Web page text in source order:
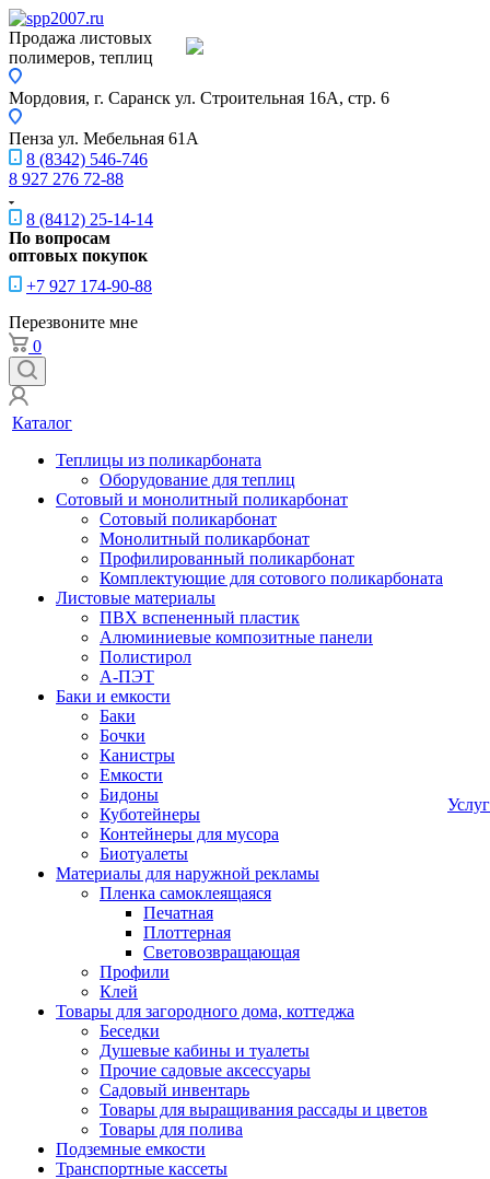
Продажа листовых
полимеров, теплиц
Мордовия, г. Саранск ул. Строительная 16A, стр. 6
Пенза ул. Мебельная 61А
8 (8342) 546-746
8 927 276 72-88
8 (8412) 25-14-14
По вопросам
оптовых покупок
+7 927 174-90-88
Перезвоните мне
0
Каталог
Теплицы из поликарбоната
Оборудование для теплиц
Сотовый и монолитный поликарбонат
Сотовый поликарбонат
Монолитный поликарбонат
Профилированный поликарбонат
Комплектующие для сотового поликарбоната
Листовые материалы
ПВХ вспененный пластик
Алюминиевые композитные панели
Полистирол
А-ПЭТ
Баки и емкости
Баки
Бочки
Канистры
Емкости
Бидоны
Куботейнеры
Контейнеры для мусора
Биотуалеты
Материалы для наружной рекламы
Пленка самоклеящаяся
Печатная
Плоттерная
Световозвращающая
Профили
Клей
Товары для загородного дома, коттеджа
Беседки
Душевые кабины и туалеты
Прочие садовые аксессуары
Садовый инвентарь
Товары для выращивания рассады и цветов
Товары для полива
Подземные емкости
Транспортные кассеты